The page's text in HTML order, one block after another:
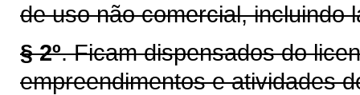
de uso não comercial, incluindo
§ 2º. Ficam dispensados do
empreendimentos e atividades